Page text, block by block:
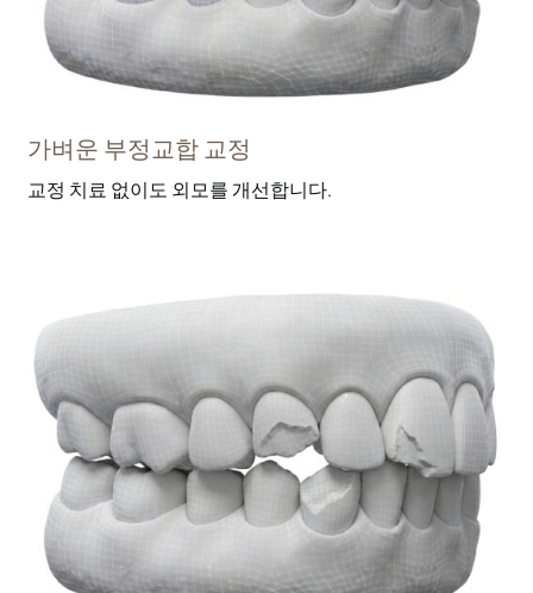
가벼운 부정교합 교정
교정 치료 없이도 외모를 개선합니다.